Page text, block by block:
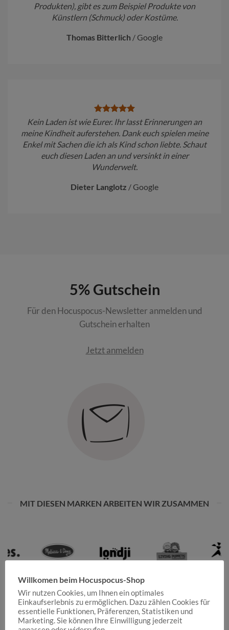
Produkten), gibt es zum Beispiel Produkte von
Künstlern (Schmuck) oder Kostüme.
Thomas Bitterlich / Google
Kein Laden ist wie Eurer. Ihr lasst Erinnerungen an
meine Kindheit auferstehen. Dank euch spielen meine
Enkel mit Sachen die ich als Kind schon liebte. Schaut
euch diesen Laden an und versinkt in einer
Wunderwelt.
Dieter Langlotz / Google
5% Gutschein
Für den Hocuspocus-Newsletter anmelden und
Gutschein erhalten
Jetzt anmelden
MIT DIESEN MARKEN ARBEITEN WIR ZUSAMMEN
Willkomen beim Hocuspocus-Shop
Wir nutzen Cookies, um Ihnen ein optimales
Einkaufserlebnis zu ermöglichen. Dazu zählen Cookies für
essentielle Funktionen, Präferenzen, Statistiken und
Marketing. Sie können Ihre Einwilligung jederzeit